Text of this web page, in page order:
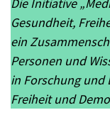
Gesundheit,
ein
Personen und
in Forschung und
Freiheit und